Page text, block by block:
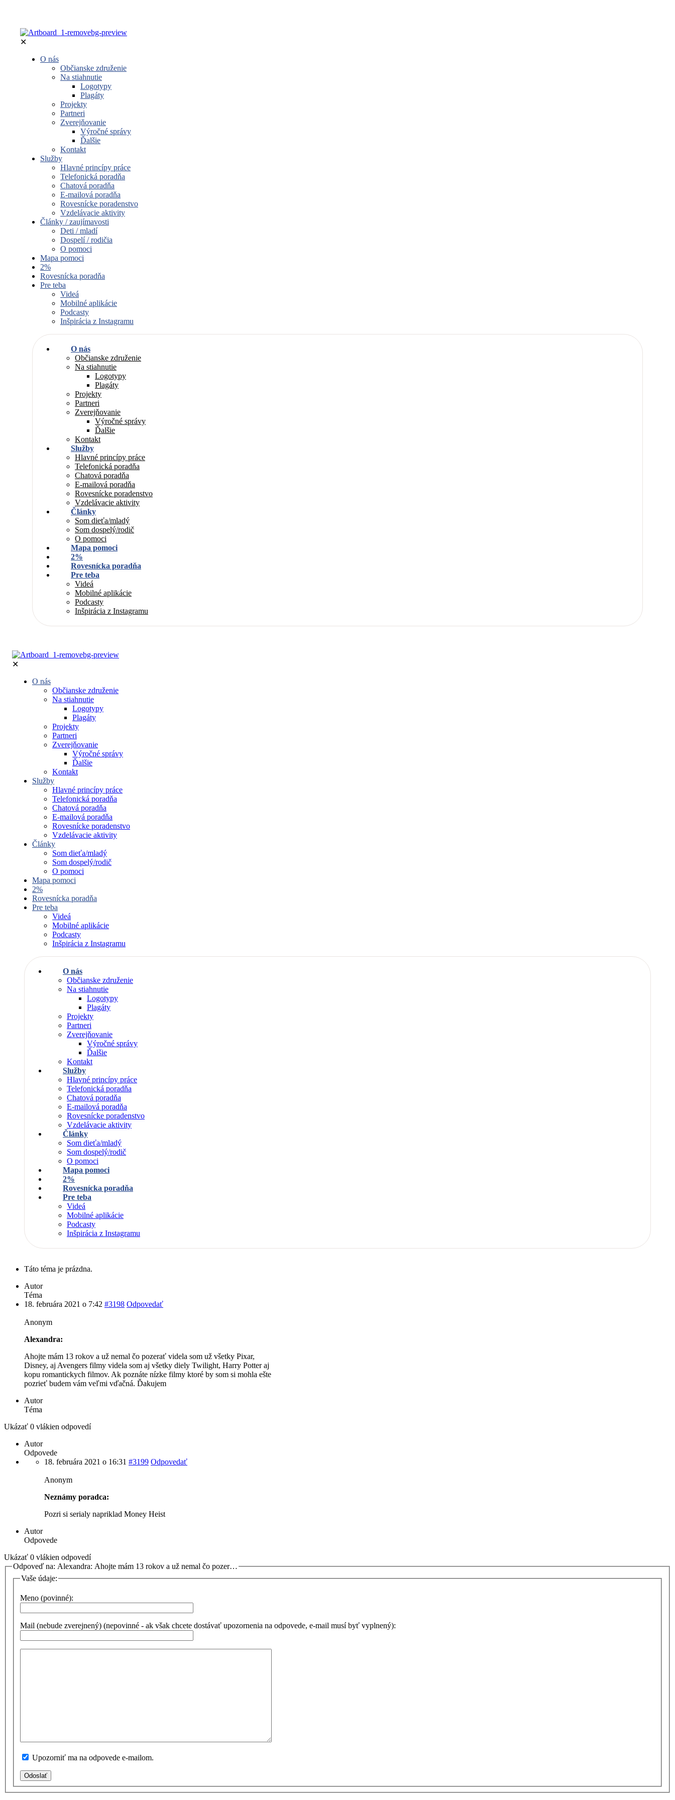
✕
O nás
Občianske združenie
Na stiahnutie
Logotypy
Plagáty
Projekty
Partneri
Zverejňovanie
Výročné správy
Ďalšie
Kontakt
Služby
Hlavné princípy práce
Telefonická poradňa
Chatová poradňa
E-mailová poradňa
Rovesnícke poradenstvo
Vzdelávacie aktivity
Články / zaujímavosti
Deti / mladí
Dospelí / rodičia
O pomoci
Mapa pomoci
2%
Rovesnícka poradňa
Pre teba
Videá
Mobilné aplikácie
Podcasty
Inšpirácia z Instagramu
O nás
Občianske združenie
Na stiahnutie
Logotypy
Plagáty
Projekty
Partneri
Zverejňovanie
Výročné správy
Ďalšie
Kontakt
Služby
Hlavné princípy práce
Telefonická poradňa
Chatová poradňa
E-mailová poradňa
Rovesnícke poradenstvo
Vzdelávacie aktivity
Články
Som dieťa/mladý
Som dospelý/rodič
O pomoci
Mapa pomoci
2%
Rovesnícka poradňa
Pre teba
Videá
Mobilné aplikácie
Podcasty
Inšpirácia z Instagramu
✕
O nás
Občianske združenie
Na stiahnutie
Logotypy
Plagáty
Projekty
Partneri
Zverejňovanie
Výročné správy
Ďalšie
Kontakt
Služby
Hlavné princípy práce
Telefonická poradňa
Chatová poradňa
E-mailová poradňa
Rovesnícke poradenstvo
Vzdelávacie aktivity
Články
Som dieťa/mladý
Som dospelý/rodič
O pomoci
Mapa pomoci
2%
Rovesnícka poradňa
Pre teba
Videá
Mobilné aplikácie
Podcasty
Inšpirácia z Instagramu
O nás
Občianske združenie
Na stiahnutie
Logotypy
Plagáty
Projekty
Partneri
Zverejňovanie
Výročné správy
Ďalšie
Kontakt
Služby
Hlavné princípy práce
Telefonická poradňa
Chatová poradňa
E-mailová poradňa
Rovesnícke poradenstvo
Vzdelávacie aktivity
Články
Som dieťa/mladý
Som dospelý/rodič
O pomoci
Mapa pomoci
2%
Rovesnícka poradňa
Pre teba
Videá
Mobilné aplikácie
Podcasty
Inšpirácia z Instagramu
Táto téma je prázdna.
Autor
Téma
18. februára 2021 o 7:42 #3198 Odpovedať
Anonym
Alexandra:
Ahojte mám 13 rokov a už nemal čo pozerať videla som už všetky Pixar,
Disney, aj Avengers filmy videla som aj všetky diely Twilight, Harry Potter aj
kopu romantickych filmov. Ak poznáte nízke filmy ktoré by som si mohla ešte
pozrieť budem vám veľmi vďačná. Ďakujem
Autor
Téma
Ukázať 0 vlákien odpovedí
Autor
Odpovede
18. februára 2021 o 16:31 #3199 Odpovedať
Anonym
Neznámy poradca:
Pozri si serialy napriklad Money Heist
Autor
Odpovede
Ukázať 0 vlákien odpovedí
Odpoveď na: Alexandra: Ahojte mám 13 rokov a už nemal čo pozer…
Vaše údaje:
Meno (povinné):
Mail (nebude zverejnený) (nepovinné - ak však chcete dostávať upozornenia na odpovede, e-mail musí byť vyplnený):
Upozorniť ma na odpovede e-mailom.
Odoslať